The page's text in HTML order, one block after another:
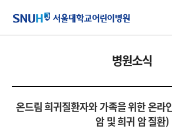
병원소식
온드림 희귀질환자와 가족을 위한 온라
암 및 희귀 암 질환)